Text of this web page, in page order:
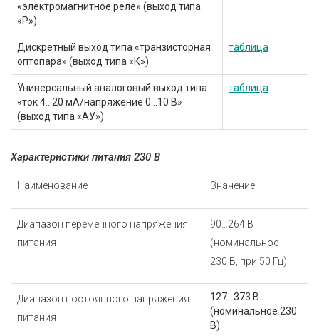
«электромагнитное реле» (выход типа
«Р»)
Дискретный выход типа «транзисторная
оптопара» (выход типа «К»)
таблица
Универсальный аналоговый выход типа
«ток 4...20 мА/напряжение 0...10 В»
(выход типа «АУ»)
таблица
Характеристики питания 230 В
Наименование Значение
Диапазон переменного напряжения
питания
90…264 В
(номинальное
230 В, при 50 Гц)
Диапазон постоянного напряжения
питания
127...373 В
(номинальное 230
В)